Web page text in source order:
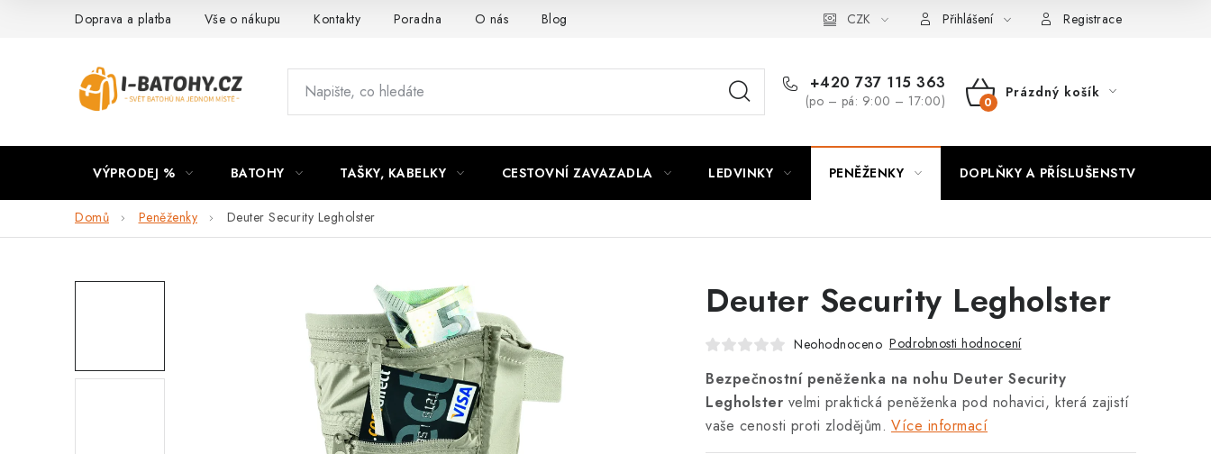
Doprava a platba Vše o nákupu Kontakty Poradna O nás Blog CZK Přihlášení Registrace
+420 737 115 363
(po – pá: 9:00 – 17:00)
NÁKUPNÍ
Prázdný košík
VÝPRODEJ % BATOHY TAŠKY, KABELKY CESTOVNÍ ZAVAZADLA LEDVINKY PENĚŽENKY DOPLŇKY A PŘÍSLUŠENSTVÍ
Domů Peněženky Deuter Security Legholster
Deuter Security Legholster
Neohodnoceno Podrobnosti hodnocení
Bezpečnostní peněženka na nohu Deuter Security
Legholster velmi praktická peněženka pod nohavici, která zajistí
vaše cenosti proti zlodějům. Více informací